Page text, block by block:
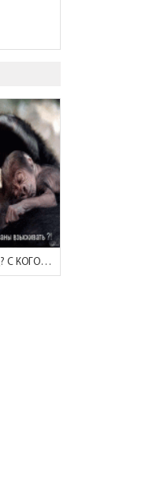
КТО Ж ТВОЙ ОТЕЦ? С КОГО БАНАНАМИ ВЗЫСКИВАТЬ?!